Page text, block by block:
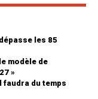
les 85
modèle de
»
faudra du temps